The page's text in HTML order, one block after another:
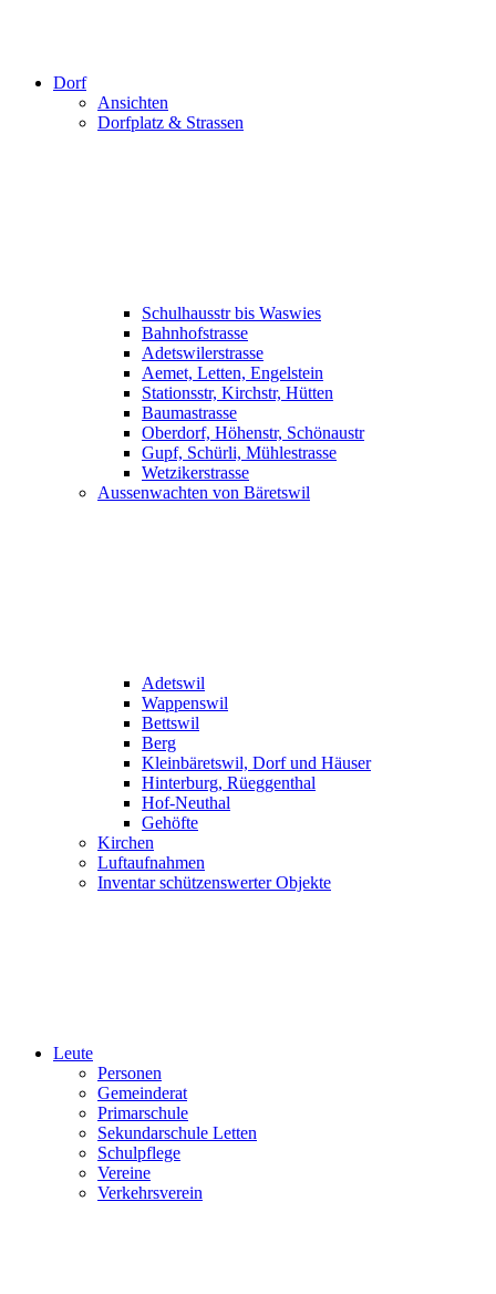
Dorf
Ansichten
Dorfplatz & Strassen
Schulhausstr bis Waswies
Bahnhofstrasse
Adetswilerstrasse
Aemet, Letten, Engelstein
Stationsstr, Kirchstr, Hütten
Baumastrasse
Oberdorf, Höhenstr, Schönaustr
Gupf, Schürli, Mühlestrasse
Wetzikerstrasse
Aussenwachten von Bäretswil
Adetswil
Wappenswil
Bettswil
Berg
Kleinbäretswil, Dorf und Häuser
Hinterburg, Rüeggenthal
Hof-Neuthal
Gehöfte
Kirchen
Luftaufnahmen
Inventar schützenswerter Objekte
Leute
Personen
Gemeinderat
Primarschule
Sekundarschule Letten
Schulpflege
Vereine
Verkehrsverein